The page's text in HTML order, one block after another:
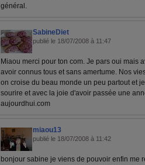
général.
SabineDiet
publié le 18/07/2008 à 11:47
Miaou merci pour ton com. Je pars oui mais
avoir connus tous et sans amertume. Nos
on croise du beau monde un peu partout et
sourire et avec la joie d'avoir passée une
aujourdhui.com
miaou13
publié le 18/07/2008 à 11:42
bonjour sabine je viens de pouvoir enfin me